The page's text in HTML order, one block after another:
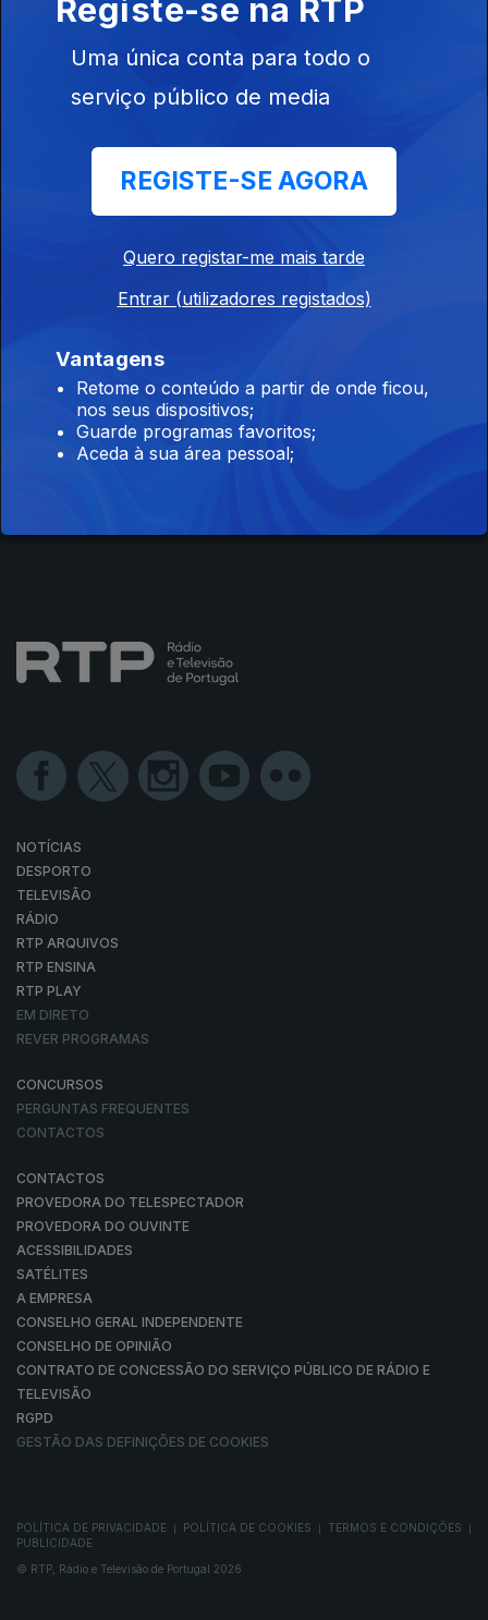
Este conteúdo faz parte de RTP
Desporto
Atletismo Badminton Canoagem
Instale a aplicação
NOTÍCIAS
DESPORTO
TELEVISÃO
RÁDIO
RTP ARQUIVOS
RTP ENSINA
RTP PLAY
EM DIRETO
REVER PROGRAMAS
CONCURSOS
PERGUNTAS FREQUENTES
CONTACTOS
CONTACTOS
PROVEDORA DO TELESPECTADOR
PROVEDORA DO OUVINTE
ACESSIBILIDADES
SATÉLITES
A EMPRESA
CONSELHO GERAL INDEPENDENTE
CONSELHO DE OPINIÃO
CONTRATO DE CONCESSÃO DO SERVIÇO PÚBLICO DE RÁDIO E
TELEVISÃO
RGPD
GESTÃO DAS DEFINIÇÕES DE COOKIES
POLÍTICA DE PRIVACIDADE POLÍTICA DE COOKIES TERMOS E CONDIÇÕES
PUBLICIDADE
© RTP, Rádio e Televisão de Portugal 2026
Registe-se na RTP
Uma única conta para todo o
serviço público de media
REGISTE-SE AGORA
Quero registar-me mais tarde
Entrar (utilizadores registados)
Vantagens
Retome o conteúdo a partir de onde ficou,
nos seus dispositivos;
Guarde programas favoritos;
Aceda à sua área pessoal;